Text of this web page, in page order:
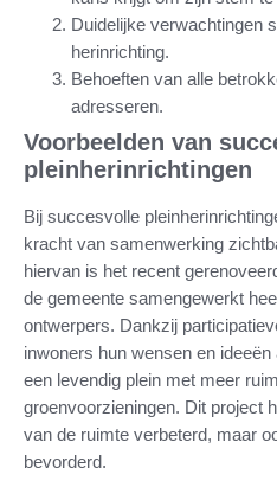
Duidelijke verwachtingen
herinrichting.
Behoeften van alle
adresseren.
Voorbeelden van
pleinherinrichtingen
Bij succesvolle
kracht van samenwerking
hiervan is het recent
de gemeente samengewerkt
ontwerpers. Dankzij
inwoners hun wensen en
een levendig plein met meer
groenvoorzieningen. Dit project
van de ruimte verbeterd, maar
bevorderd.